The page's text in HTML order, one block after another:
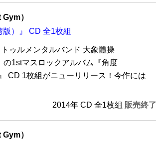
）
版）』 CD 全1枚組
ゥルメンタルバンド 大象體操
の1stマスロックアルバム『角度
CD 1枚組がニューリリース！今作には
2014年 CD 全1枚組 販売終了
）